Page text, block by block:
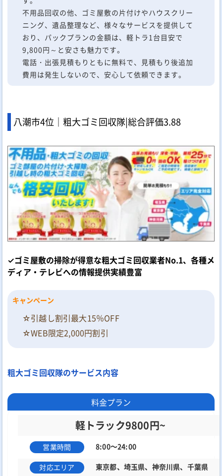
不用品回収の他、ゴミ屋敷の片付けやハウスクリー
ニング、遺品整理など、様々なサービスを提供して
おり、パックプランの金額は、軽トラ1台目安で
9,800円～と安さも魅力です。
電話・出張見積もりともに無料で、見積もり後追加
費用は発生しないので、安心して依頼できます。
八潮市4位｜粗大ゴミ回収隊|総合評価3.88
✓ゴミ屋敷の掃除が得意な粗大ゴミ回収業者No.1、各種メ
ディア・テレビへの情報提供実績豊富
キャンペーン
☆引越し割引最大15％OFF
☆WEB限定2,000円割引
粗大ゴミ回収隊のサービス内容
料金プラン
軽トラック9800円~
営業時間 8:00～24:00
対応エリア 東京都、埼玉県、神奈川県、千葉県